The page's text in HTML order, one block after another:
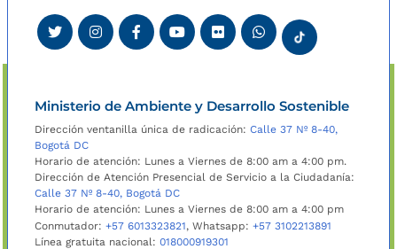
Ministerio de Ambiente y Desarrollo Sostenible
Dirección ventanilla única de radicación: Calle 37 Nº 8-40,
Bogotá DC
Horario de atención: Lunes a Viernes de 8:00 am a 4:00 pm.
Dirección de Atención Presencial de Servicio a la Ciudadanía:
Calle 37 Nº 8-40, Bogotá DC
Horario de atención: Lunes a Viernes de 8:00 am a 4:00 pm
Conmutador: +57 6013323821, Whatsapp: +57 3102213891
Línea gratuita nacional: 018000919301